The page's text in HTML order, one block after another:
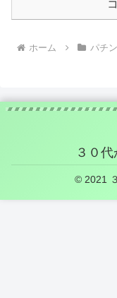
ホーム パチ
３０
© 2021